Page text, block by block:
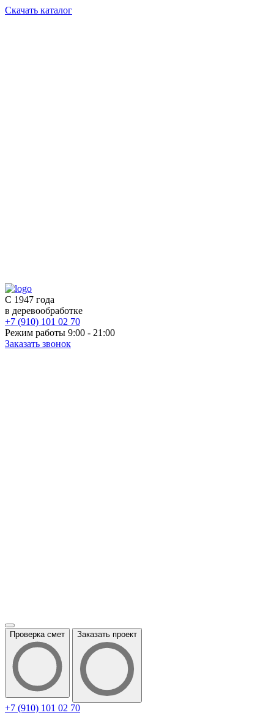
Скачать каталог
С 1947 года
в деревообработке
+7 (910) 101 02 70
Режим работы 9:00 - 21:00
Заказать звонок
Проверка смет Заказать проект
+7 (910) 101 02 70